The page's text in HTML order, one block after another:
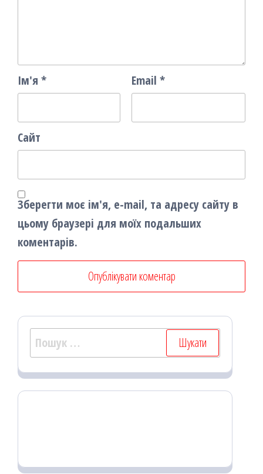
Ім'я * Email *
Сайт
Зберегти моє ім'я, e-mail, та адресу сайту в
цьому браузері для моїх подальших
коментарів.
Пошук: